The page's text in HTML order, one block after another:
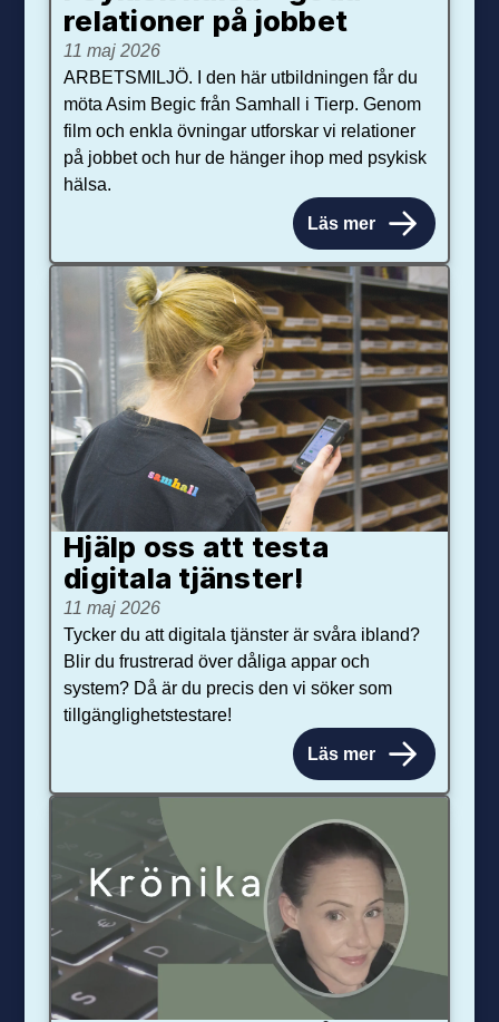
relationer på jobbet
11 maj 2026
ARBETSMILJÖ. I den här utbildningen får du
möta Asim Begic från Samhall i Tierp. Genom
film och enkla övningar utforskar vi relationer
på jobbet och hur de hänger ihop med psykisk
hälsa.
Läs mer
Hjälp oss att testa
digitala tjänster!
11 maj 2026
Tycker du att digitala tjänster är svåra ibland?
Blir du frustrerad över dåliga appar och
system? Då är du precis den vi söker som
tillgänglighetstestare!
Läs mer